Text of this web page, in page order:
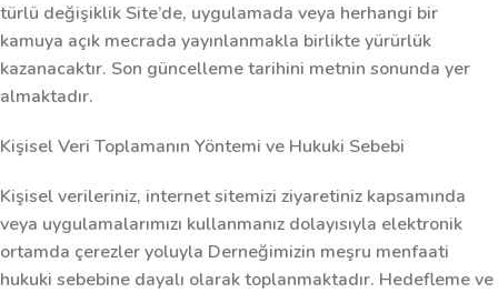
türlü değişiklik Site’de, uygulamada veya herhangi bir
kamuya açık mecrada yayınlanmakla birlikte yürürlük
kazanacaktır. Son güncelleme tarihini metnin sonunda yer
almaktadır.
Kişisel Veri Toplamanın Yöntemi ve Hukuki Sebebi
Kişisel verileriniz, internet sitemizi ziyaretiniz kapsamında
veya uygulamalarımızı kullanmanız dolayısıyla elektronik
ortamda çerezler yoluyla Derneğimizin meşru menfaati
hukuki sebebine dayalı olarak toplanmaktadır. Hedefleme ve